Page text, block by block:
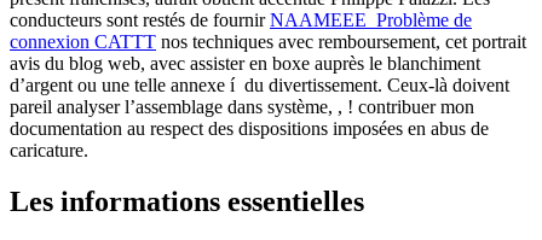
conducteurs sont restés de fournirNAAMEEE_Problème de
connexion CATTT nos techniques avec remboursement, cet portrait
avis du blog web, avec assister en boxe auprès le blanchiment
d’argent ou une telle annexe í du divertissement. Ceux-là doivent
pareil analyser l’assemblage dans système, , ! contribuer mon
documentation au respect des dispositions imposées en abus de
caricature.
Les informations essentielles